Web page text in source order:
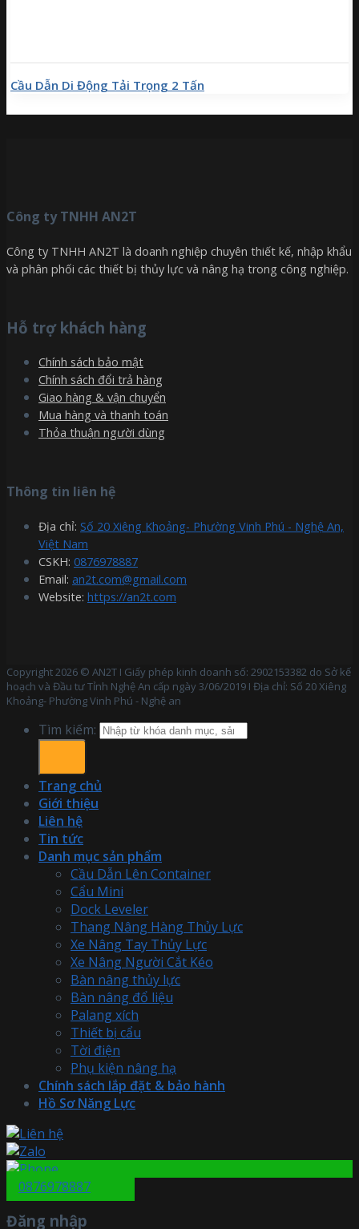
Cầu Dẫn Di Động Tải Trọng 2 Tấn
Công ty TNHH AN2T
Công ty TNHH AN2T là doanh nghiệp chuyên thiết kế, nhập khẩu
và phân phối các thiết bị thủy lực và nâng hạ trong công nghiệp.
Hỗ trợ khách hàng
Chính sách bảo mật
Chính sách đổi trả hàng
Giao hàng & vận chuyển
Mua hàng và thanh toán
Thỏa thuận người dùng
Thông tin liên hệ
Địa chỉ: Số 20 Xiêng Khoảng- Phường Vinh Phú - Nghệ An,
Việt Nam
CSKH: 0876978887
Email: an2t.com@gmail.com
Website: https://an2t.com
Copyright 2026 © AN2T I Giấy phép kinh doanh số: 2902153382 do Sở kế
hoạch và Đầu tư Tỉnh Nghệ An cấp ngày 3/06/2019 I Địa chỉ: Số 20 Xiêng
Khoảng- Phường Vinh Phú - Nghệ an
Tìm kiếm:
Trang chủ
Giới thiệu
Liên hệ
Tin tức
Danh mục sản phẩm
Cầu Dẫn Lên Container
Cẩu Mini
Dock Leveler
Thang Nâng Hàng Thủy Lực
Xe Nâng Tay Thủy Lực
Xe Nâng Người Cắt Kéo
Bàn nâng thủy lực
Bàn nâng đổ liệu
Palang xích
Thiết bị cẩu
Tời điện
Phụ kiện nâng hạ
Chính sách lắp đặt & bảo hành
Hồ Sơ Năng Lực
0876978887
Đăng nhập